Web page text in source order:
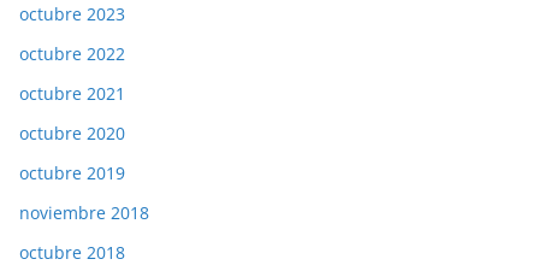
octubre 2023
octubre 2022
octubre 2021
octubre 2020
octubre 2019
noviembre 2018
octubre 2018